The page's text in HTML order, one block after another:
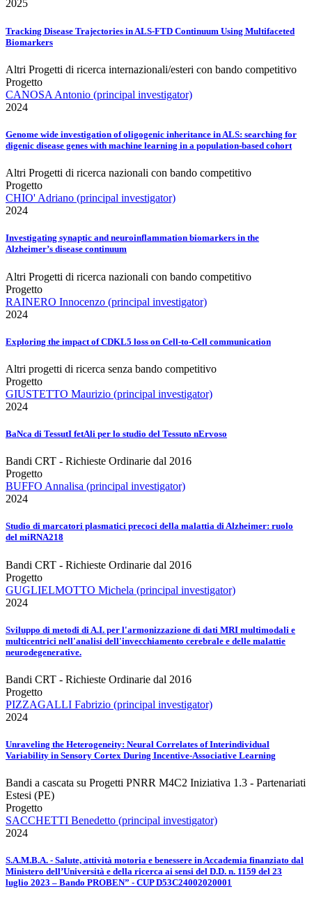
2025
Tracking Disease Trajectories in ALS-FTD Continuum Using Multifaceted
Biomarkers
Altri Progetti di ricerca internazionali/esteri con bando competitivo
Progetto
CANOSA Antonio (principal investigator)
2024
Genome wide investigation of oligogenic inheritance in ALS: searching for
digenic disease genes with machine learning in a population-based cohort
Altri Progetti di ricerca nazionali con bando competitivo
Progetto
CHIO' Adriano (principal investigator)
2024
Investigating synaptic and neuroinflammation biomarkers in the
Alzheimer’s disease continuum
Altri Progetti di ricerca nazionali con bando competitivo
Progetto
RAINERO Innocenzo (principal investigator)
2024
Exploring the impact of CDKL5 loss on Cell-to-Cell communication
Altri progetti di ricerca senza bando competitivo
Progetto
GIUSTETTO Maurizio (principal investigator)
2024
BaNca di TessutI fetAli per lo studio del Tessuto nErvoso
Bandi CRT - Richieste Ordinarie dal 2016
Progetto
BUFFO Annalisa (principal investigator)
2024
Studio di marcatori plasmatici precoci della malattia di Alzheimer: ruolo
del miRNA218
Bandi CRT - Richieste Ordinarie dal 2016
Progetto
GUGLIELMOTTO Michela (principal investigator)
2024
Sviluppo di metodi di A.I. per l'armonizzazione di dati MRI multimodali e
multicentrici nell'analisi dell'invecchiamento cerebrale e delle malattie
neurodegenerative.
Bandi CRT - Richieste Ordinarie dal 2016
Progetto
PIZZAGALLI Fabrizio (principal investigator)
2024
Unraveling the Heterogeneity: Neural Correlates of Interindividual
Variability in Sensory Cortex During Incentive-Associative Learning
Bandi a cascata su Progetti PNRR M4C2 Iniziativa 1.3 - Partenariati
Estesi (PE)
Progetto
SACCHETTI Benedetto (principal investigator)
2024
S.A.M.B.A. - Salute, attività motoria e benessere in Accademia finanziato dal
Ministero dell’Università e della ricerca ai sensi del D.D. n. 1159 del 23
luglio 2023 – Bando PROBEN” - CUP D53C24002020001